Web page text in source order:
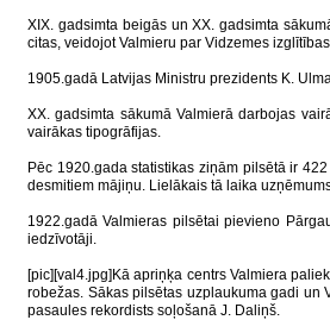
XIX. gadsimta beigās un XX. gadsimta
citas, veidojot Valmieru par Vidzemes
1905.gadā Latvijas Ministru prezidents K.
XX. gadsimta sākumā Valmierā darbojas
vairākas tipogrāfijas.
Pēc 1920.gada statistikas ziņām pilsētā ir
desmitiem mājiņu. Lielākais tā laika
1922.gadā Valmieras pilsētai pievieno
iedzīvotāji.
[pic][val4.jpg]Kā apriņķa centrs Valmiera
robežas. Sākas pilsētas uzplaukuma gadi un
pasaules rekordists soļošanā J. Daliņš.